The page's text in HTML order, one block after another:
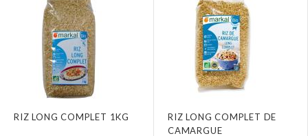
RIZ LONG COMPLET 1KG
RIZ LONG COMPLET DE
CAMARGUE